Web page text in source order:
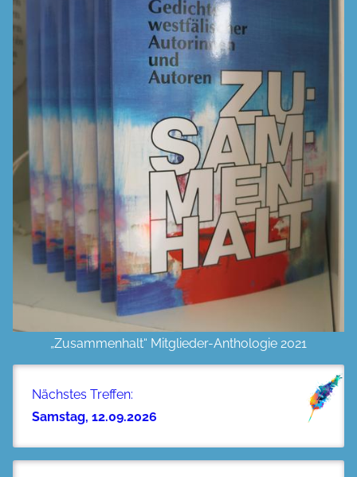
„Zusammenhalt“ Mitglieder-Anthologie 2021
Nächstes Treffen:
Samstag, 12.09.2026